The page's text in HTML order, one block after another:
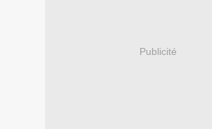
Publicité